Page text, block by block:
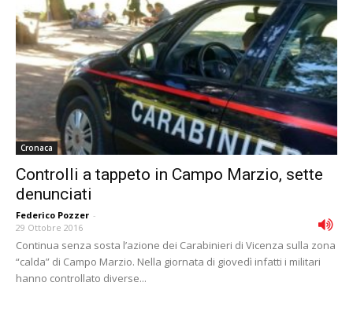
Cronaca
Controlli a tappeto in Campo Marzio, sette
denunciati
Federico Pozzer -
29 Ottobre 2016
Continua senza sosta l’azione dei Carabinieri di Vicenza sulla zona
“calda” di Campo Marzio. Nella giornata di giovedì infatti i militari
hanno controllato diverse...